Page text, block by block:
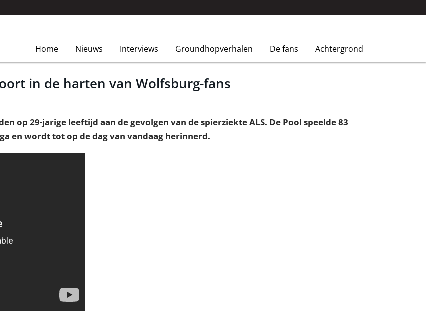
Home Nieuws Interviews Groundhopverhalen De fans Achtergrond
in de harten van Wolfsburg-fans
op 29-jarige leeftijd aan de gevolgen van de spierziekte ALS. De Pool speelde 83
en wordt tot op de dag van vandaag herinnerd.